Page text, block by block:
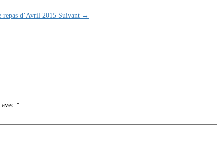
d’Avril 2015 Suivant →
*